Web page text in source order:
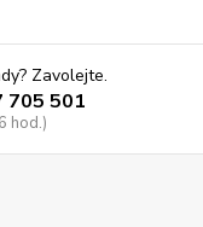
Zavolejte.
705 501
hod.)